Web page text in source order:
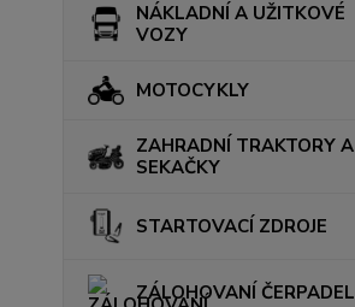
NÁKLADNÍ A UŽITKOVÉ
VOZY
MOTOCYKLY
ZAHRADNÍ TRAKTORY A
SEKAČKY
STARTOVACÍ ZDROJE
ZÁLOHOVANÍ ČERPADEL